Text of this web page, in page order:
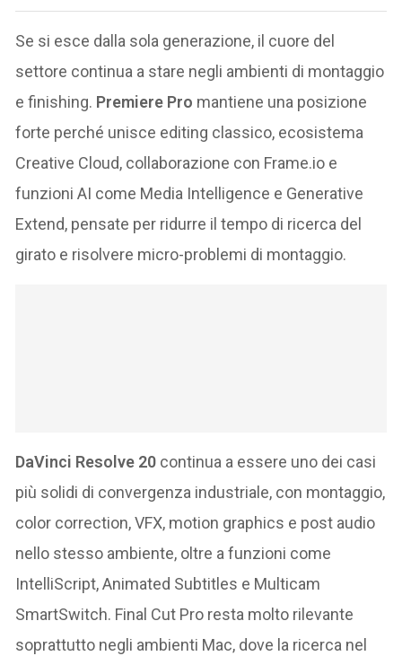
Se si esce dalla sola generazione, il cuore del
settore continua a stare negli ambienti di montaggio
e finishing. Premiere Pro mantiene una posizione
forte perché unisce editing classico, ecosistema
Creative Cloud, collaborazione con Frame.io e
funzioni AI come Media Intelligence e Generative
Extend, pensate per ridurre il tempo di ricerca del
girato e risolvere micro-problemi di montaggio.
DaVinci Resolve 20 continua a essere uno dei casi
più solidi di convergenza industriale, con montaggio,
color correction, VFX, motion graphics e post audio
nello stesso ambiente, oltre a funzioni come
IntelliScript, Animated Subtitles e Multicam
SmartSwitch. Final Cut Pro resta molto rilevante
soprattutto negli ambienti Mac, dove la ricerca nel